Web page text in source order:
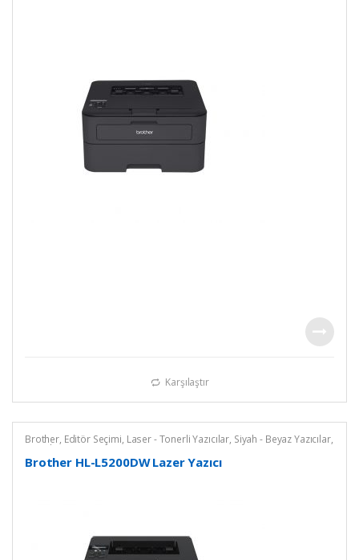
Karşılaştır
Brother, Editör Seçimi, Laser - Tonerli Yazıcılar, Siyah - Beyaz Yazıcılar,
Yazıcılar
Brother HL-L5200DW Lazer Yazıcı